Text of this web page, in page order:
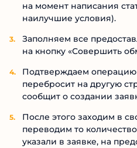
на момент написания
наилучшие условия).
Заполняем все
на кнопку «Совершить
Подтверждаем
перебросит на другую
сообщит о создании
После этого заходим в
переводим то
указали в заявке, на